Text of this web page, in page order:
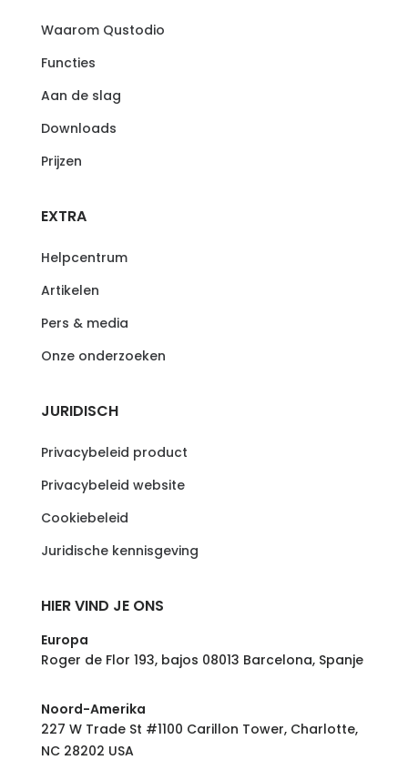
Waarom Qustodio
Functies
Aan de slag
Downloads
Prijzen
EXTRA
Helpcentrum
Artikelen
Pers & media
Onze onderzoeken
JURIDISCH
Privacybeleid product
Privacybeleid website
Cookiebeleid
Juridische kennisgeving
HIER VIND JE ONS
Europa
Roger de Flor 193, bajos 08013 Barcelona, Spanje
Noord-Amerika
227 W Trade St #1100 Carillon Tower, Charlotte,
NC 28202 USA